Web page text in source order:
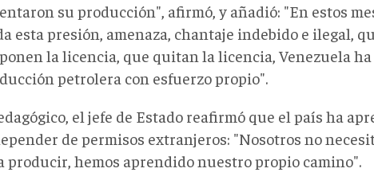
su producción", afirmó, y añadió: "En estos
esta presión, amenaza, chantaje indebido e ilegal,
la licencia, que quitan la licencia, Venezuela
petrolera con esfuerzo propio".
el jefe de Estado reafirmó que el país ha
de permisos extranjeros: "Nosotros no
producir, hemos aprendido nuestro propio camino".